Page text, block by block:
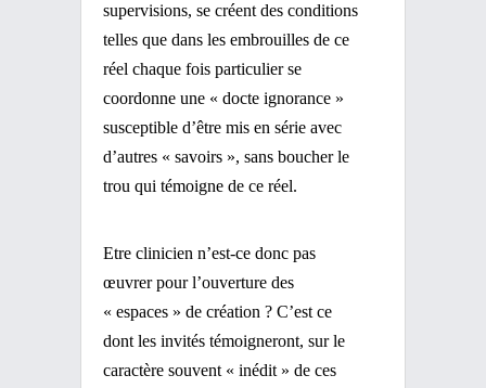
supervisions, se créent des conditions
telles que dans les embrouilles de ce
réel chaque fois particulier se
coordonne une « docte ignorance »
susceptible d’être mis en série avec
d’autres « savoirs », sans boucher le
trou qui témoigne de ce réel.
Etre clinicien n’est-ce donc pas
œuvrer pour l’ouverture des
« espaces » de création ? C’est ce
dont les invités témoigneront, sur le
caractère souvent « inédit » de ces